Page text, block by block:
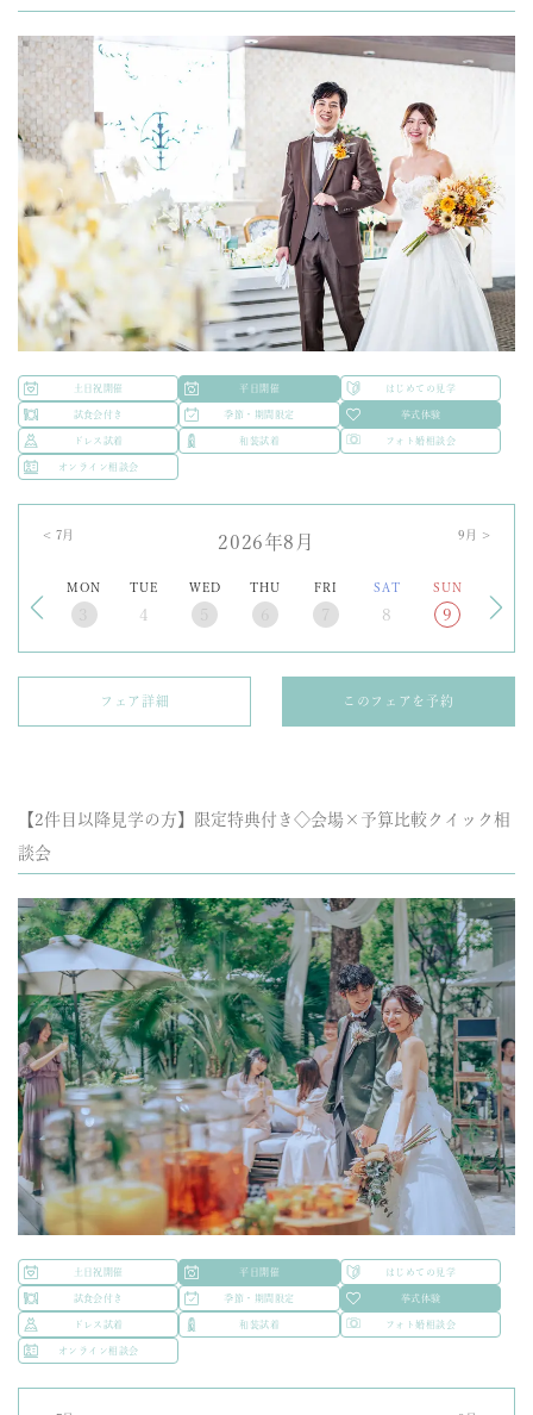
土日祝開催 平日開催 はじめての見学
試食会付き 季節・期間限定 挙式体験
ドレス試着 和装試着 フォト婚相談会
オンライン相談会
2026年8月
MON TUE WED THU FRI SAT SUN
4 8 9
9 月 >
< 7 月
フェア詳細 このフェアを予約
【2件目以降見学の方】限定特典付き◇会場×予算比較クイック相
談会
土日祝開催 平日開催 はじめての見学
試食会付き 季節・期間限定 挙式体験
ドレス試着 和装試着 フォト婚相談会
オンライン相談会